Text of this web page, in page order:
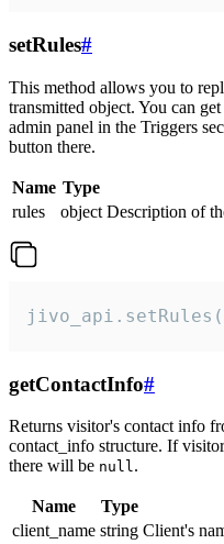
setRules#
This method allows you to
transmitted object. You can
admin panel in the Triggers
button there.
Name Type
rules
object Description of
getContactInfo#
Returns visitor's contact info
contact_info structure. If
there will be null.
Name Type
client_name string Client's